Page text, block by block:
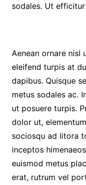
sodales. Ut
Aenean ornare nisl
eleifend turpis at
dapibus. Quisque
metus sodales ac.
ut posuere turpis.
dolor ut,
sociosqu ad litora
inceptos
euismod metus
erat, rutrum vel